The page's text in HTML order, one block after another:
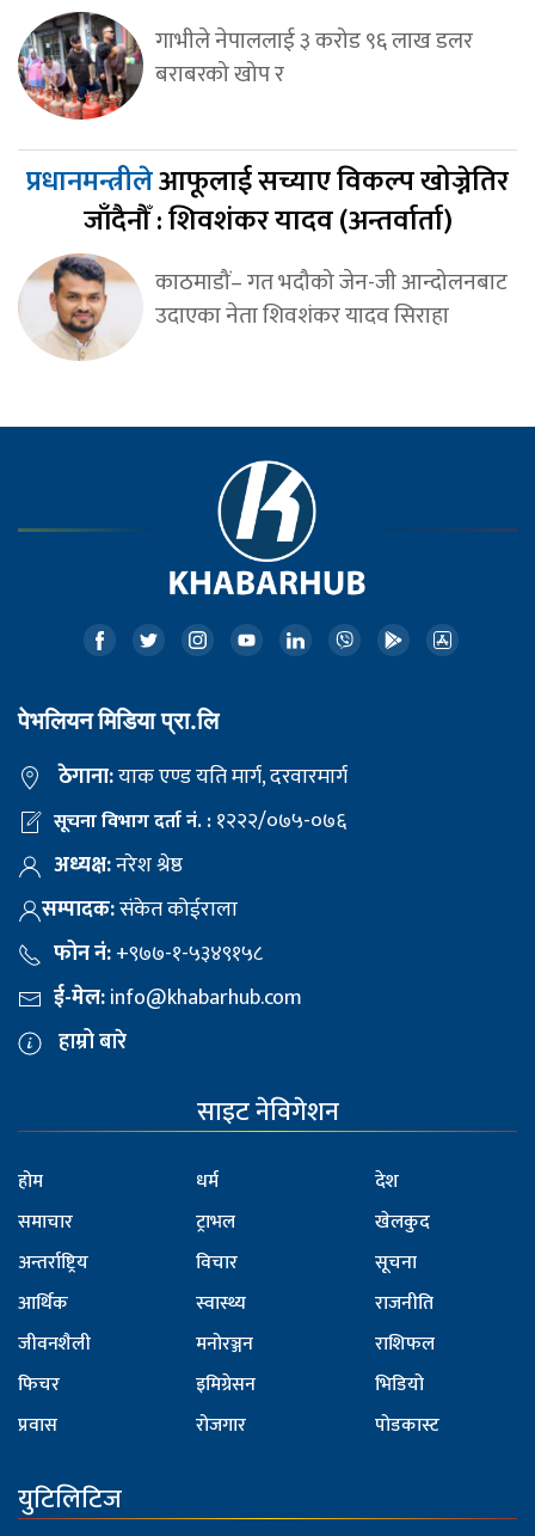
गाभीले नेपाललाई ३ करोड ९६ लाख डलर
बराबरको खोप र
प्रधानमन्त्रीलेआफूलाई सच्याए विकल्प खोज्नेतिर
जाँदैनौँ : शिवशंकर यादव (अन्तर्वार्ता)
काठमाडौं– गत भदौको जेन-जी आन्दोलनबाट
उदाएका नेता शिवशंकर यादव सिराहा
पेभलियन मिडिया प्रा.लि
ठेगाना:याक एण्ड यति मार्ग, दरवारमार्ग
सूचना विभाग दर्ता नं. :१२२२/०७५-०७६
अध्यक्ष:नरेश श्रेष्ठ
सम्पादक:संकेत कोईराला
फोन नं:+९७७-१-५३४९१५८
ई-मेल:info@khabarhub.com
हाम्रो बारे
साइट नेविगेशन
होम
समाचार
अन्तर्राष्ट्रिय
आर्थिक
जीवनशैली
फिचर
प्रवास
धर्म
ट्राभल
विचार
स्वास्थ्य
मनोरञ्जन
इमिग्रेसन
रोजगार
देश
खेलकुद
सूचना
राजनीति
राशिफल
भिडियो
पोडकास्ट
युटिलिटिज